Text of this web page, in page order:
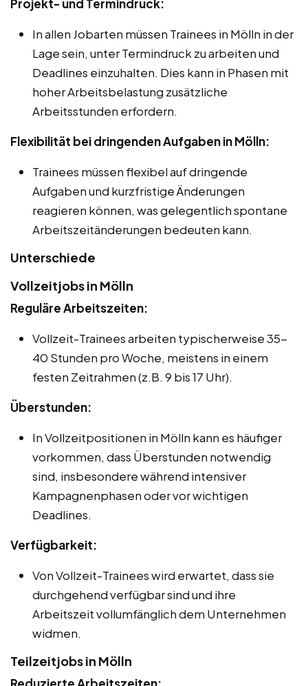
Projekt- und Termindruck:
In allen Jobarten müssen Trainees in Mölln in der
Lage sein, unter Termindruck zu arbeiten und
Deadlines einzuhalten. Dies kann in Phasen mit
hoher Arbeitsbelastung zusätzliche
Arbeitsstunden erfordern.
Flexibilität bei dringenden Aufgaben in Mölln:
Trainees müssen flexibel auf dringende
Aufgaben und kurzfristige Änderungen
reagieren können, was gelegentlich spontane
Arbeitszeitänderungen bedeuten kann.
Unterschiede
Vollzeitjobs in Mölln
Reguläre Arbeitszeiten:
Vollzeit-Trainees arbeiten typischerweise 35-
40 Stunden pro Woche, meistens in einem
festen Zeitrahmen (z.B. 9 bis 17 Uhr).
Überstunden:
In Vollzeitpositionen in Mölln kann es häufiger
vorkommen, dass Überstunden notwendig
sind, insbesondere während intensiver
Kampagnenphasen oder vor wichtigen
Deadlines.
Verfügbarkeit:
Von Vollzeit-Trainees wird erwartet, dass sie
durchgehend verfügbar sind und ihre
Arbeitszeit vollumfänglich dem Unternehmen
widmen.
Teilzeitjobs in Mölln